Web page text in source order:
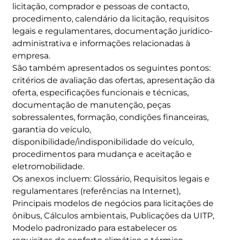
licitação, comprador e pessoas de contacto,
procedimento, calendário da licitação, requisitos
legais e regulamentares, documentação jurídico-
administrativa e informações relacionadas à
empresa.
São também apresentados os seguintes pontos:
critérios de avaliação das ofertas, apresentação da
oferta, especificações funcionais e técnicas,
documentação de manutenção, peças
sobressalentes, formação, condições financeiras,
garantia do veículo,
disponibilidade/indisponibilidade do veículo,
procedimentos para mudança e aceitação e
eletromobilidade.
Os anexos incluem: Glossário, Requisitos legais e
regulamentares (referências na Internet),
Principais modelos de negócios para licitações de
ônibus, Cálculos ambientais, Publicações da UITP,
Modelo padronizado para estabelecer os